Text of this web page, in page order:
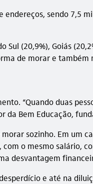
sendo 7,5
(20,9%), Goiás
de morar e também
“Quando duas
Bem Educação,
sozinho. Em um
o mesmo salário,
desvantagem
e até na